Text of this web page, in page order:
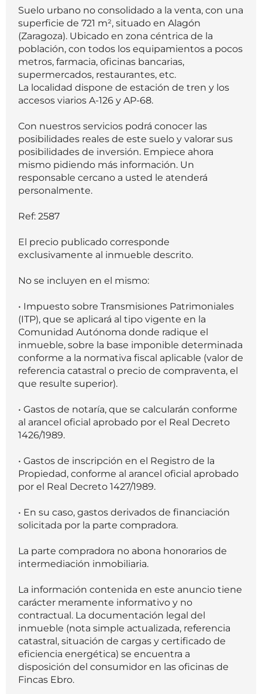
Suelo urbano no consolidado a la venta, con una
superficie de 721 m², situado en Alagón
(Zaragoza). Ubicado en zona céntrica de la
población, con todos los equipamientos a pocos
metros, farmacia, oficinas bancarias,
supermercados, restaurantes, etc.
La localidad dispone de estación de tren y los
accesos viarios A-126 y AP-68.
Con nuestros servicios podrá conocer las
posibilidades reales de este suelo y valorar sus
posibilidades de inversión. Empiece ahora
mismo pidiendo más información. Un
responsable cercano a usted le atenderá
personalmente.
Ref: 2587
El precio publicado corresponde
exclusivamente al inmueble descrito.
No se incluyen en el mismo:
• Impuesto sobre Transmisiones Patrimoniales
(ITP), que se aplicará al tipo vigente en la
Comunidad Autónoma donde radique el
inmueble, sobre la base imponible determinada
conforme a la normativa fiscal aplicable (valor de
referencia catastral o precio de compraventa, el
que resulte superior).
• Gastos de notaría, que se calcularán conforme
al arancel oficial aprobado por el Real Decreto
1426/1989.
• Gastos de inscripción en el Registro de la
Propiedad, conforme al arancel oficial aprobado
por el Real Decreto 1427/1989.
• En su caso, gastos derivados de financiación
solicitada por la parte compradora.
La parte compradora no abona honorarios de
intermediación inmobiliaria.
La información contenida en este anuncio tiene
carácter meramente informativo y no
contractual. La documentación legal del
inmueble (nota simple actualizada, referencia
catastral, situación de cargas y certificado de
eficiencia energética) se encuentra a
disposición del consumidor en las oficinas de
Fincas Ebro.